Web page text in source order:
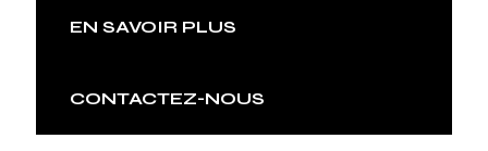
EN SAVOIR PLUS
CONTACTEZ-NOUS